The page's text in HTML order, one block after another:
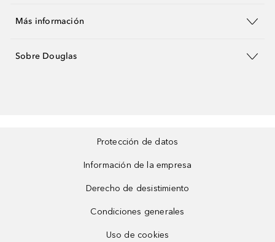
Más información
Sobre Douglas
Protección de datos
Información de la empresa
Derecho de desistimiento
Condiciones generales
Uso de cookies